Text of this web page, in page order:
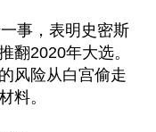
事，表明史密斯
翻2020年大选。
风险从白宫偷走
料。